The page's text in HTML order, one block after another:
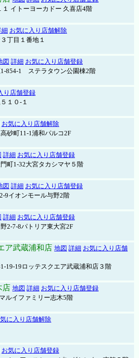
イトーヨーカドー 久喜店4階
細 お気に入り店舗解除
丁目１番地１
図 詳細 お気に入り店舗登録
854-1 ステラタウン公園棟2階
り店舗登録
１０-１
お気に入り店舗解除
砂町11-1浦和パルコ2F
詳細 お気に入り店舗登録
町1-32大宮タカシマヤ５階
図 詳細 お気に入り店舗登録
9イオンモール与野2階
詳細 お気に入り店舗登録
2-7-8パトリア東大宮2F
ア武蔵浦和店 地図 詳細 お気に入り店舗
19-19ロッテスクエア武蔵浦和店３階
店 地図 詳細 お気に入り店舗登録
ルイファミリー志木5階
に入り店舗解除
お気に入り店舗登録